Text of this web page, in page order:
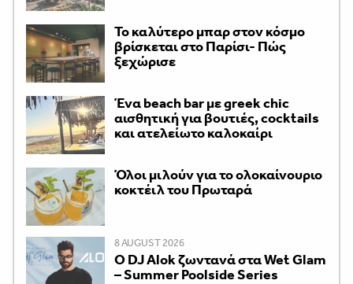
Το καλύτερο μπαρ στον κόσμο
βρίσκεται στο Παρίσι- Πώς
ξεχώρισε
Ένα beach bar με greek chic
αισθητική για βουτιές, cocktails
και ατελείωτο καλοκαίρι
Όλοι μιλούν για το ολοκαίνουριο
κοκτέιλ του Πρωταρά
8 AUGUST 2026
Ο DJ Alok ζωντανά στα Wet Glam
– Summer Poolside Series